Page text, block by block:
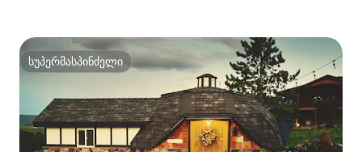
სუპერმასპინძელი
სუპერმასპინძელი